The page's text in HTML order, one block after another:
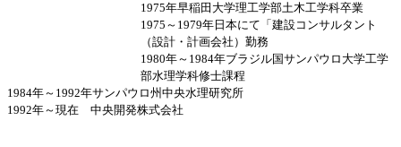
1975年早稲田大学理工学部土木工学科卒業
1975～1979年日本にて「建設コンサルタント
（設計・計画会社）勤務
1980年～1984年ブラジル国サンパウロ大学工学
部水理学科修士課程
1984年～1992年サンパウロ州中央水理研究所
1992年～現在 中央開発株式会社